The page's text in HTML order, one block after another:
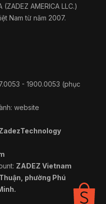
AMERICA LLC.)
Nam từ năm 2007.
- 1900.0053 (phục
website
ZADEZ Vietnam
phường Phú